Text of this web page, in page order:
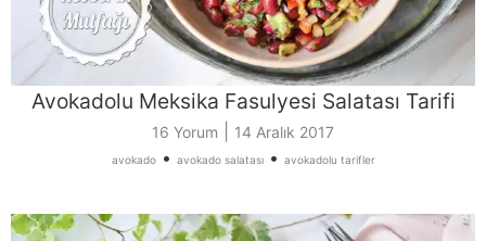
Avokadolu Meksika Fasulyesi Salatası Tarifi
16 Yorum 14 Aralık 2017
avokado• avokado salatası• avokadolu tarifler